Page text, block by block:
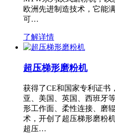
欧洲先进制造技术，它能
可…
了解详情
超压梯形磨粉机
获得了CE和国家专利证书
亚、美国、英国、西班牙
形工作面、柔性连接、磨
术，开创了超压梯形磨粉
超压…